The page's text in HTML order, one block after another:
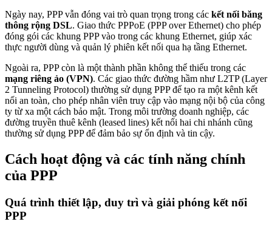
Ngày nay, PPP vẫn đóng vai trò quan trọng trong các kết nối băng
thông rộng DSL. Giao thức PPPoE (PPP over Ethernet) cho phép
đóng gói các khung PPP vào trong các khung Ethernet, giúp xác
thực người dùng và quản lý phiên kết nối qua hạ tầng Ethernet.
Ngoài ra, PPP còn là một thành phần không thể thiếu trong các
mạng riêng ảo (VPN). Các giao thức đường hầm như L2TP (Layer
2 Tunneling Protocol) thường sử dụng PPP để tạo ra một kênh kết
nối an toàn, cho phép nhân viên truy cập vào mạng nội bộ của công
ty từ xa một cách bảo mật. Trong môi trường doanh nghiệp, các
đường truyền thuê kênh (leased lines) kết nối hai chi nhánh cũng
thường sử dụng PPP để đảm bảo sự ổn định và tin cậy.
Cách hoạt động và các tính năng chính
của PPP
Quá trình thiết lập, duy trì và giải phóng kết nối
PPP